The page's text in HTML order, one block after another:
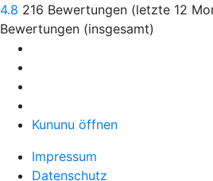
4.8 216 Bewertungen (letzte 12
Bewertungen (insgesamt)
Kununu öffnen
Impressum
Datenschutz